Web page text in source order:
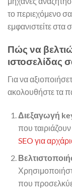
το περιεχόμενο
εμφανιστείτε στα
Πώς να
ιστοσελίδας
Για να
ακολουθήστε τα
Διεξαγωγή
που
SEO για
που